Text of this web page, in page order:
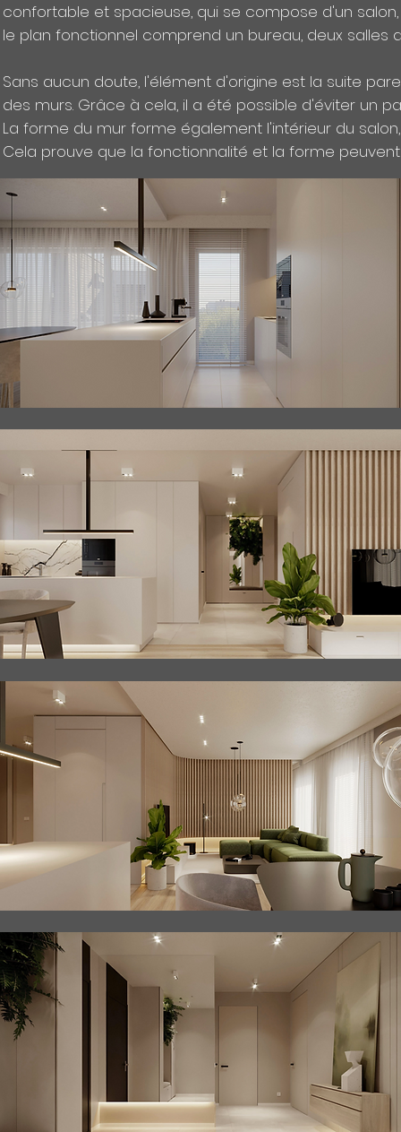
confortable et spacieuse, qui se compose d'un
le plan fonctionnel comprend un bureau, deux salles
Sans aucun doute, l'élément d'origine est la suite
des murs. Grâce à cela, il a été possible d'éviter un
La forme du mur forme également l'intérieur du
Cela prouve que la fonctionnalité et la forme